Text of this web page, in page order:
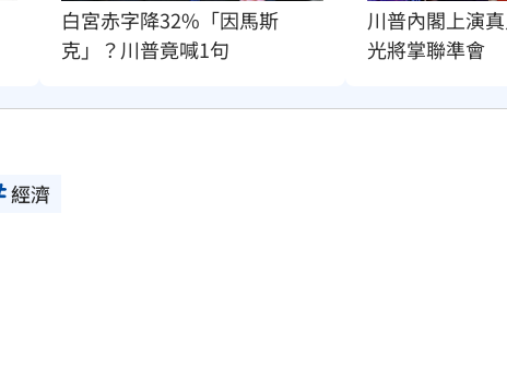
白宮赤字降32%「因馬斯
克」？川普竟喊1句
川普內閣上演
光將掌聯準會
經濟